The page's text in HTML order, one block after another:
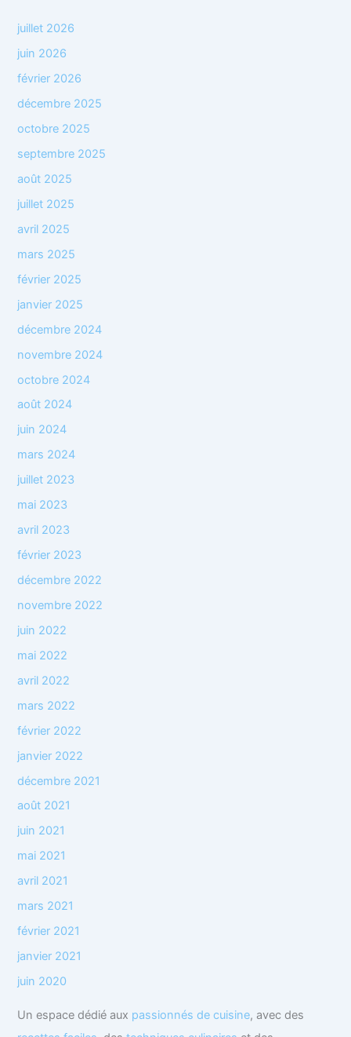
juillet 2026
juin 2026
février 2026
décembre 2025
octobre 2025
septembre 2025
août 2025
juillet 2025
avril 2025
mars 2025
février 2025
janvier 2025
décembre 2024
novembre 2024
octobre 2024
août 2024
juin 2024
mars 2024
juillet 2023
mai 2023
avril 2023
février 2023
décembre 2022
novembre 2022
juin 2022
mai 2022
avril 2022
mars 2022
février 2022
janvier 2022
décembre 2021
août 2021
juin 2021
mai 2021
avril 2021
mars 2021
février 2021
janvier 2021
juin 2020
Un espace dédié aux passionnés de cuisine, avec des